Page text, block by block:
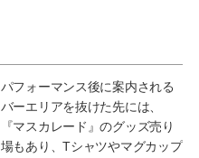
パフォーマンス後に案内される
バーエリアを抜けた先には、
『マスカレード』のグッズ売り
場もあり、Tシャツやマグカップ